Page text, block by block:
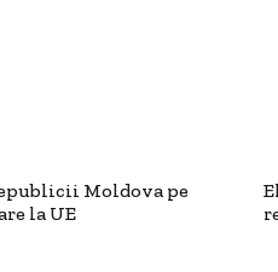
Moldova pe
la UE